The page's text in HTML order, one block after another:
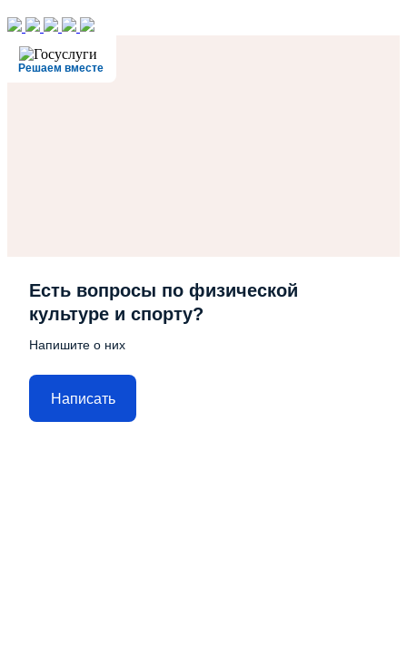
Решаем вместе
Есть вопросы по физической
культуре и спорту?
Напишите о них
Написать